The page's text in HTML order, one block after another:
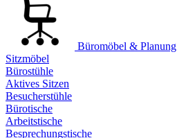
Büromöbel & Planung
Sitzmöbel
Bürostühle
Aktives Sitzen
Besucherstühle
Bürotische
Arbeitstische
Besprechungstische